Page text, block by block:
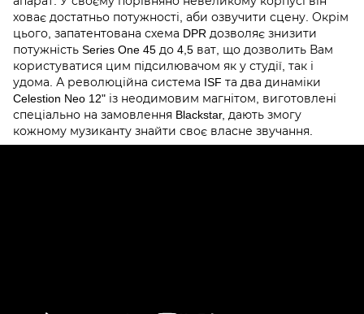
ховає достатньо потужності, аби озвучити сцену. Окрім
цього, запатентована схема DPR дозволяє знизити
потужність Series One 45 до 4,5 ват, що дозволить Вам
користуватися цим підсилювачом як у студії, так і
удома. А революційна система ISF та два динаміки
Celestion Neo 12" із неодимовим магнітом, виготовлені
спеціально на замовлення Blackstar, дають змогу
кожному музиканту знайти своє власне звучання.